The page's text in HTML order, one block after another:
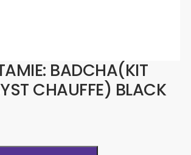
BADCHA(KIT
CHAUFFE) BLACK